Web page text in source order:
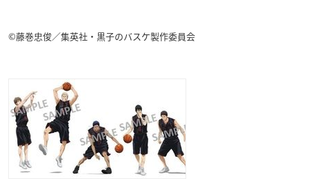
©藤巻忠俊／集英社・黒子のバスケ製作委員会